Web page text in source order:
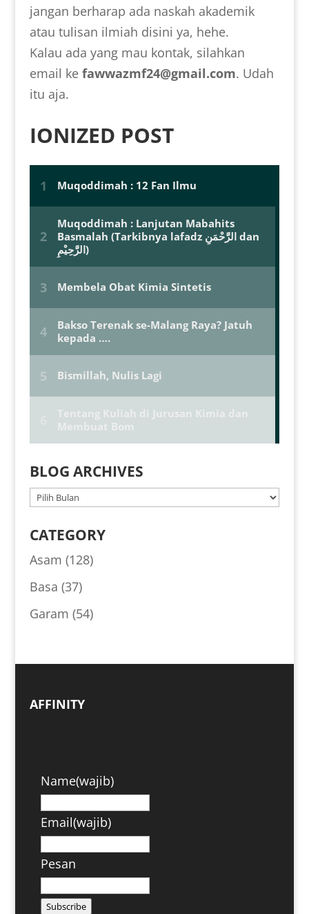
jangan berharap ada naskah akademik
atau tulisan ilmiah disini ya, hehe.
Kalau ada yang mau kontak, silahkan
email ke fawwazmf24@gmail.com. Udah
itu aja.
IONIZED POST
BLOG ARCHIVES
BLOG
CATEGORY
Asam (128)
Basa (37)
Garam (54)
AFFINITY
Name(wajib)
Email(wajib)
Pesan
Subscribe